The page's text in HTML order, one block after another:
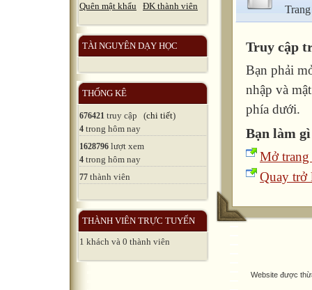
Quên mật khẩu ĐK thành viên
TÀI NGUYÊN DẠY HỌC
THỐNG KÊ
676421 truy cập (chi tiết)
4 trong hôm nay
1628796 lượt xem
4 trong hôm nay
77 thành viên
THÀNH VIÊN TRỰC TUYẾN
1 khách và 0 thành viên
Truy cập
Bạn phải
nhập và
phía dưới.
Bạn làm
Mở trang
Quay trở
Website được